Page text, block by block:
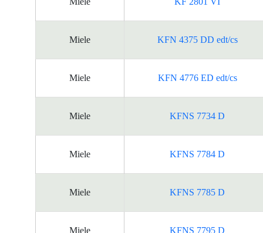
Miele KFN 4375 DD edt/cs
Miele KFN 4776 ED edt/cs
Miele KFNS 7734 D
Miele KFNS 7784 D
Miele KFNS 7785 D
Miele KFNS 7795 D